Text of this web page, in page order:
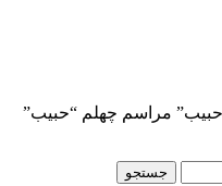
مراسم چهلم “حبیب”